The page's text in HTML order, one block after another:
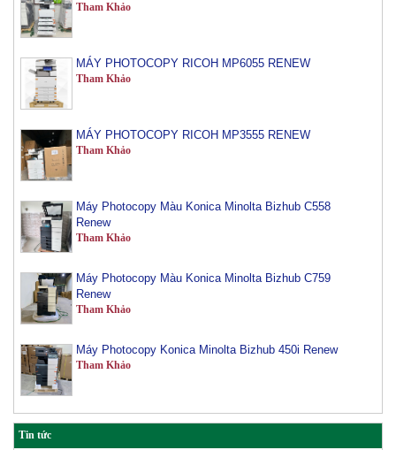
Tham Khảo
Tham Khảo
Renew
Tham Khảo
Renew
Tham Khảo
Tham Khảo
Tham Khảo
Tin tức